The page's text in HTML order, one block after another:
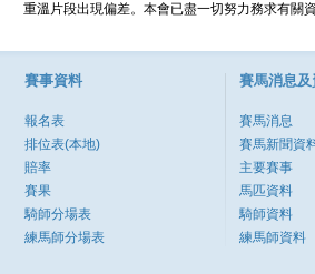
重溫片段出現偏差。本會已盡一切努力務求有關
賽事資料
報名表
排位表(本地)
賠率
賽果
騎師分場表
練馬師分場表
賽馬消息及
賽馬消息
賽馬新聞資
主要賽事
馬匹資料
騎師資料
練馬師資料